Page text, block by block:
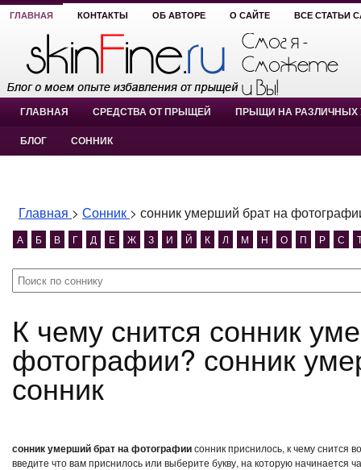
ГЛАВНАЯ КОНТАКТЫ ОБ АВТОРЕ О САЙТЕ ВСЕ СТАТЬИ
ГЛАВНАЯ СРЕДСТВА ОТ ПРЫЩЕЙ ПРЫЩИ НА РАЗЛИЧНЫХ
БЛОГ СОННИК
Главная > Сонник > сонник умерший брат на
А Б В Г Д Е Ж З И Й К Л М Н О П Р С
К чему снится сонник умерший брат на
фотографии? сонник
сонник
сонник умерший брат на фотографиисонник приснилось, к чему снится
введите что вам приснилось или выберите букву, на которую начинается